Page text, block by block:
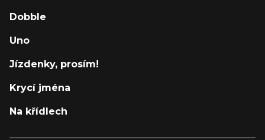
Dobble
Uno
Jízdenky, prosím!
Krycí jména
Na křídlech